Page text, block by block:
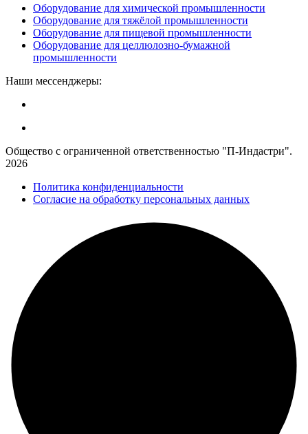
Оборудование для химической промышленности
Оборудование для тяжёлой промышленности
Оборудование для пищевой промышленности
Оборудование для целлюлозно-бумажной
промышленности
Наши мессенджеры:
Общество с ограниченной ответственностью "П-Индастри".
2026
Политика конфиденциальности
Согласие на обработку персональных данных